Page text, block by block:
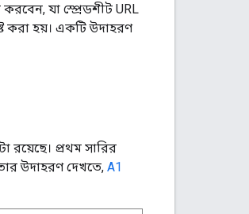
যা স্প্রেডশীট URL
করা হয়। একটি উদাহরণ
রয়েছে। প্রথম সারির
উদাহরণ দেখতে, A1